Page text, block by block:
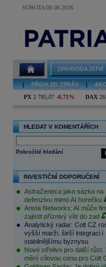
SOBOTA 08.08.2026
ZPRAVODAJSTVÍ
PŘEHLED ZPRÁV
PX 2 785,07 -0,71% DAX
HLEDAT V KOMENTÁŘÍCH
Pokročilé hledání
INVESTIČNÍ DOPORUČENÍ
AstraZeneca jako sázka na
defenzivu mimo AI horečku
Arista Networks: AI může
zajistit příznivý vítr do zad
Analytický radar: Colt CZ
vyšší marži, širší integraci i
stabilnějšímu byznysu
Nové střelivo pro další růst.
mění cílovou cenu pro Colt